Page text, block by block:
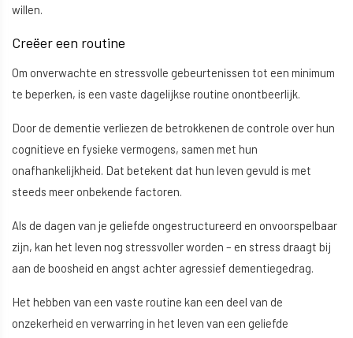
willen.
Creëer een routine
Om onverwachte en stressvolle gebeurtenissen tot een minimum
te beperken, is een vaste dagelijkse routine onontbeerlijk.
Door de dementie verliezen de betrokkenen de controle over hun
cognitieve en fysieke vermogens, samen met hun
onafhankelijkheid. Dat betekent dat hun leven gevuld is met
steeds meer onbekende factoren.
Als de dagen van je geliefde ongestructureerd en onvoorspelbaar
zijn, kan het leven nog stressvoller worden – en stress draagt bij
aan de boosheid en angst achter agressief dementiegedrag.
Het hebben van een vaste routine kan een deel van de
onzekerheid en verwarring in het leven van een geliefde